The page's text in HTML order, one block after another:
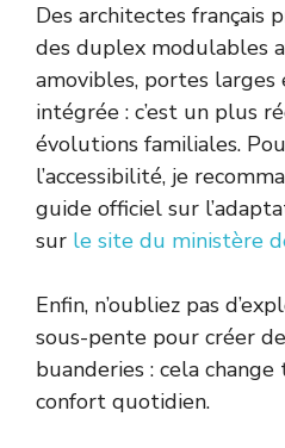
Des architectes français
des duplex modulables
amovibles, portes
intégrée : c’est un plus
évolutions familiales.
l’accessibilité, je
guide officiel sur
sur le site du ministère
Enfin, n’oubliez pas
sous-pente pour créer
buanderies : cela
confort quotidien.